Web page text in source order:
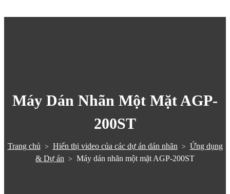
Máy Dán Nhãn Một Mặt AGP-
200ST
Trang chủ> Hiển thị video của các dự án dán nhãn> Ứng dụng
& Dự án > Máy dán nhãn một mặt AGP-200ST